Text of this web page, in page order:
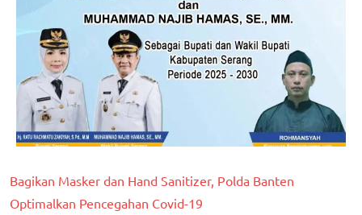
Bagikan Masker dan Hand Sanitizer, Polda Banten
Optimalkan Pencegahan Covid-19